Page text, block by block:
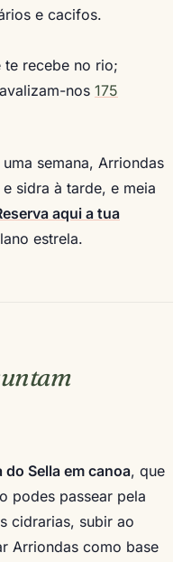
e cacifos.
te recebe no rio;
nos 175
semana, Arriondas
sidra à tarde, e meia
aqui a tua
estrela.
do Sella em canoa, que
podes passear pela
cidrarias, subir ao
Arriondas como base